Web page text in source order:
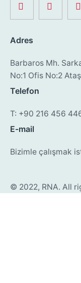
Adres
Barbaros Mh.
No:1 Ofis No:2
Telefon
T: +90 216 456
E-mail
Bizimle çalışmak
© 2022, RNA. All